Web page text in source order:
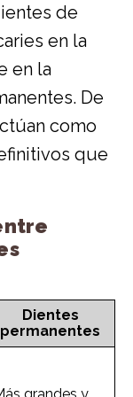
de
en la
en la
De
como
que
Dientes
permanentes